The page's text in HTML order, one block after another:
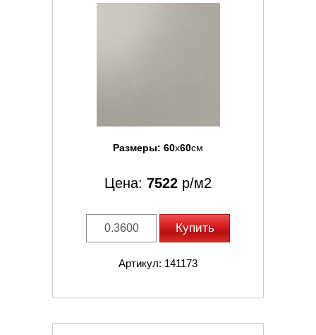
Размеры: 60x60см
Цена: 7522 р/м2
Купить
Артикул: 141173